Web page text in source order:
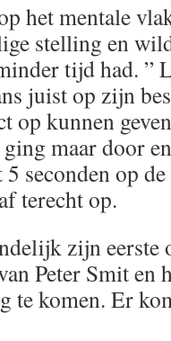
het mentale
stelling en
tijd had. ”
juist op zijn
op kunnen
maar door
seconden op
terecht op.
zijn eerste
Peter Smit en
te komen. Er